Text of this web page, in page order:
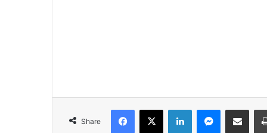
Share